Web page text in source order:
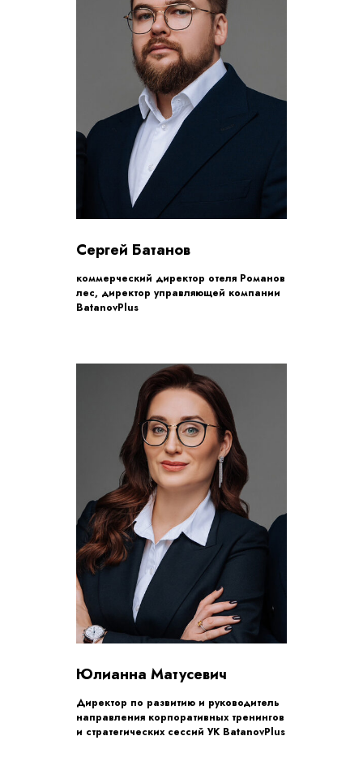
Сергей Батанов
коммерческий директор отеля Романов
лес, директор управляющей компании
BatanovPlus
Юлианна Матусевич
Директор по развитию и руководитель
направления корпоративных тренингов
и стратегических сессий УК BatanovPlus